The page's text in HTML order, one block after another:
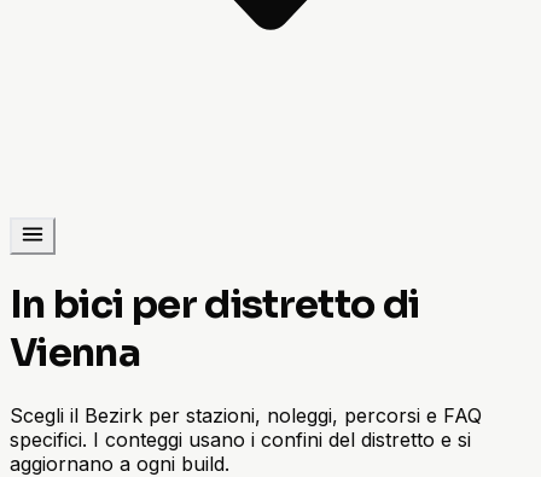
In bici per distretto di
Vienna
Scegli il Bezirk per stazioni, noleggi, percorsi e FAQ
specifici. I conteggi usano i confini del distretto e si
aggiornano a ogni build.